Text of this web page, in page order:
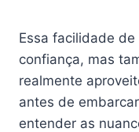
Essa facilidade
confiança, mas
realmente
antes de
entender as